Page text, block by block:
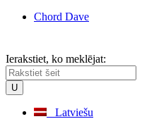
Chord Dave
Ierakstiet, ko meklējat:
Latviešu